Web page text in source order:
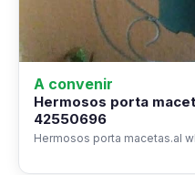
A convenir
Hermosos porta
42550696
Hermosos porta macetas.al